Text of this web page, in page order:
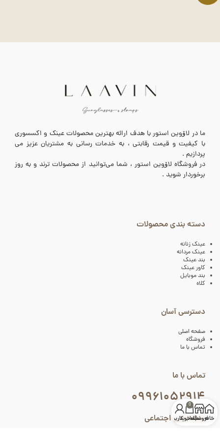
ما در لاۆوین استور با هدف ارائه بهترین محصولات عینک و اکسسوری
با کیفیت و قیمت رقابتی ، به خدمات رسانی به مشتریان عزیز می
پردازیم .
در فروشگاه لاۆوین استور ، شما می‌توانید از محصولات ترند و به روز
برخوردار شوید .
دسته بندی محصولات
عینک زنانه
عینک مردانه
بند عینک
کاور عینک
بند موبایل
کلاه
دسترسی آسان
صفحه اصلی
فروشگاه
تماس با ما
تماس با ما
۰۹۹۶۱۰۵۲۹۱۴
شبکه های اجتماعیخانهفروشگاه
0
سبد خرید
حساب کاربری من